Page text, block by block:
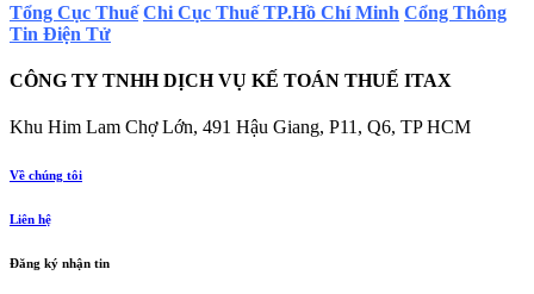
Tổng Cục Thuế Chi Cục Thuế TP.Hồ Chí Minh Cổng Thông
Tin Điện Tử
CÔNG TY TNHH DỊCH VỤ KẾ TOÁN THUẾ ITAX
Khu Him Lam Chợ Lớn, 491 Hậu Giang, P11, Q6, TP HCM
Về chúng tôi
Liên hệ
Đăng ký nhận tin